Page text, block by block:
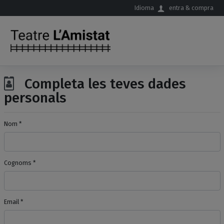
Idioma entra & compra
Completa les teves dades
personals
Nom *
Cognoms *
Email *